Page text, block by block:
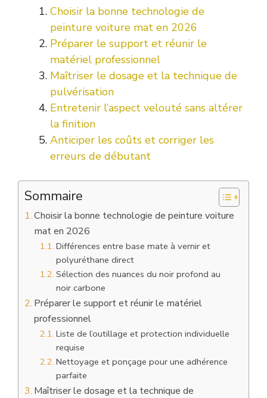
Choisir la bonne technologie de
peinture voiture mat en 2026
Préparer le support et réunir le
matériel professionnel
Maîtriser le dosage et la technique de
pulvérisation
Entretenir l’aspect velouté sans altérer
la finition
Anticiper les coûts et corriger les
erreurs de débutant
Sommaire
Choisir la bonne technologie de peinture voiture
mat en 2026
Différences entre base mate à vernir et
polyuréthane direct
Sélection des nuances du noir profond au
noir carbone
Préparer le support et réunir le matériel
professionnel
Liste de l’outillage et protection individuelle
requise
Nettoyage et ponçage pour une adhérence
parfaite
Maîtriser le dosage et la technique de